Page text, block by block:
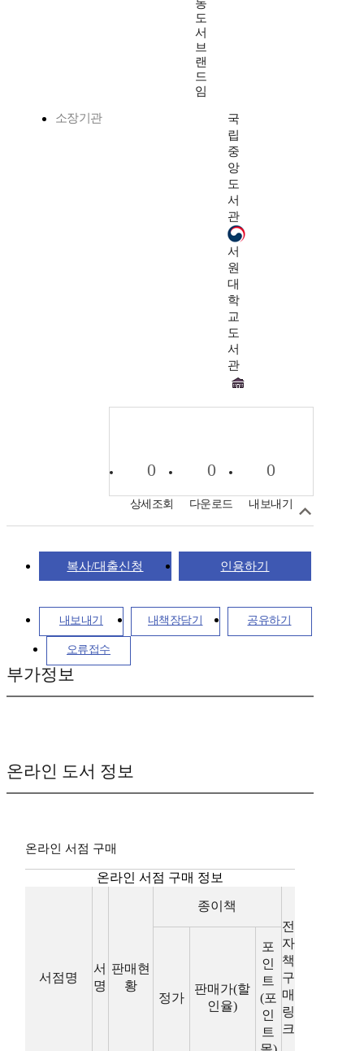
동
도
서
브
랜
드
임
소장기관
국
립
중
앙
도
서
관
서
원
대
학
교
도
서
관
0
상세조회
0
다운로드
0
내보내기
복사/대출신청 인용하기
내보내기 내책장담기 공유하기
오류접수
부가정보
온라인 도서 정보
온라인 서점 구매
온라인 서점 구매 정보
서점명
서
명
판매현
황
종이책
전
자
책
구
매
링
크
정가
판매가(할
인율)
포
인
트
(포
인
트